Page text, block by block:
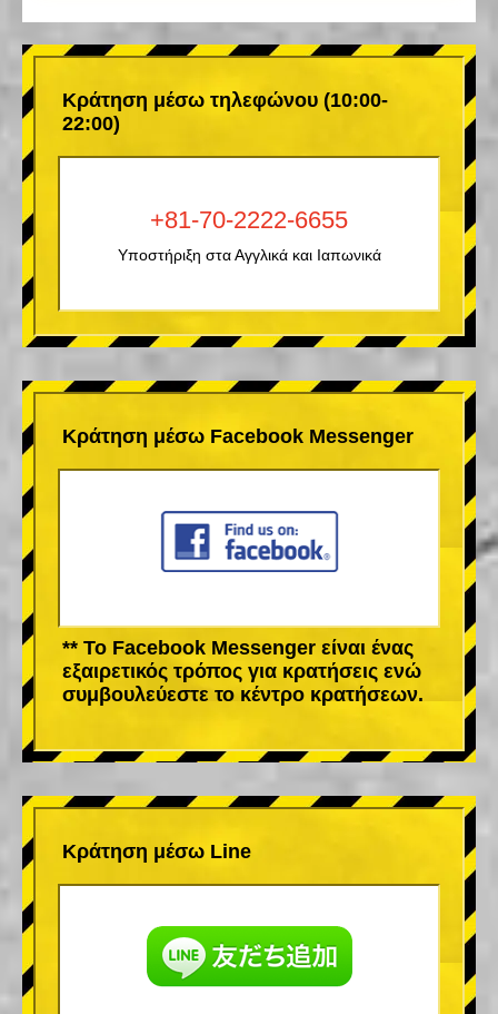
Κράτηση μέσω τηλεφώνου (10:00-
22:00)
+81-70-2222-6655
Υποστήριξη στα Αγγλικά και Ιαπωνικά
Κράτηση μέσω Facebook Messenger
** Το Facebook Messenger είναι ένας
εξαιρετικός τρόπος για κρατήσεις ενώ
συμβουλεύεστε το κέντρο κρατήσεων.
Κράτηση μέσω Line